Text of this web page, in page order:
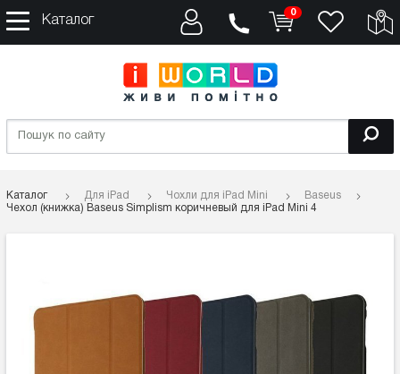
Каталог
0
Каталог Для iPad Чохли для iPad Mini
Baseus
Чехол (книжка) Baseus Simplism коричневый для iPad Mini 4